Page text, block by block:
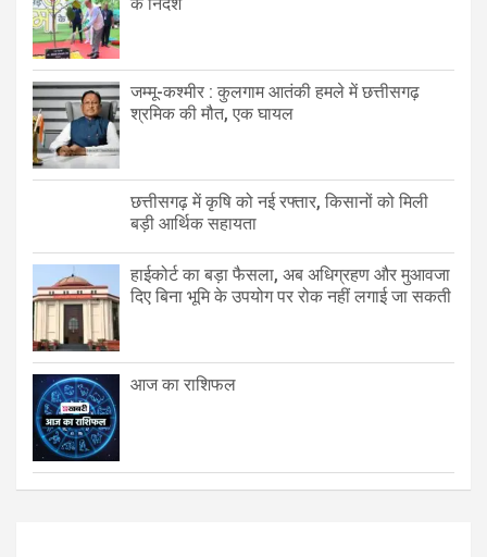
जम्मू-कश्मीर : कुलगाम आतंकी हमले में छत्तीसगढ़
श्रमिक की मौत, एक घायल
छत्तीसगढ़ में कृषि को नई रफ्तार, किसानों को मिली
बड़ी आर्थिक सहायता
हाईकोर्ट का बड़ा फैसला, अब अधिग्रहण और मुआवजा
दिए बिना भूमि के उपयोग पर रोक नहीं लगाई जा सकती
आज का राशिफल